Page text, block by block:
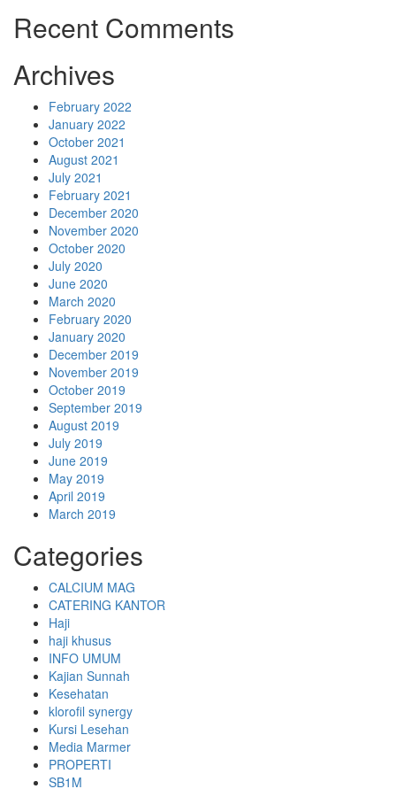
Recent Comments
Archives
February 2022
January 2022
October 2021
August 2021
July 2021
February 2021
December 2020
November 2020
October 2020
July 2020
June 2020
March 2020
February 2020
January 2020
December 2019
November 2019
October 2019
September 2019
August 2019
July 2019
June 2019
May 2019
April 2019
March 2019
Categories
CALCIUM MAG
CATERING KANTOR
Haji
haji khusus
INFO UMUM
Kajian Sunnah
Kesehatan
klorofil synergy
Kursi Lesehan
Media Marmer
PROPERTI
SB1M